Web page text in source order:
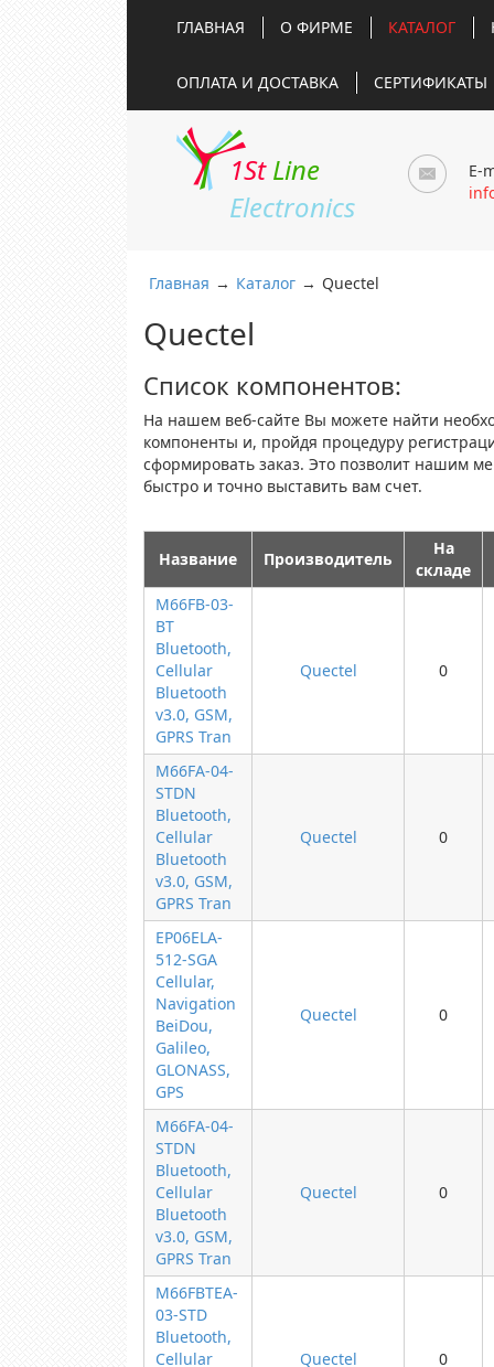
ГЛАВНАЯ О ФИРМЕ КАТАЛОГ
ОПЛАТА И ДОСТАВКА СЕРТИФИКАТЫ
1St Line
Electronics
E-
Главная → Каталог → Quectel
Quectel
Список компонентов:
На нашем веб-сайте Вы можете найти
компоненты и, пройдя процедуру
сформировать заказ. Это позволит нашим
быстро и точно выставить вам счет.
Название Производитель
На
складе
M66FB-03-
BT
Bluetooth,
Cellular
Bluetooth
v3.0, GSM,
GPRS Tran
Quectel 0
M66FA-04-
STDN
Bluetooth,
Cellular
Bluetooth
v3.0, GSM,
GPRS Tran
Quectel 0
EP06ELA-
512-SGA
Cellular,
Navigation
BeiDou,
Galileo,
GLONASS,
GPS
Quectel 0
M66FA-04-
STDN
Bluetooth,
Cellular
Bluetooth
v3.0, GSM,
GPRS Tran
Quectel 0
M66FBTEA-
03-STD
Bluetooth,
Cellular
Quectel 0